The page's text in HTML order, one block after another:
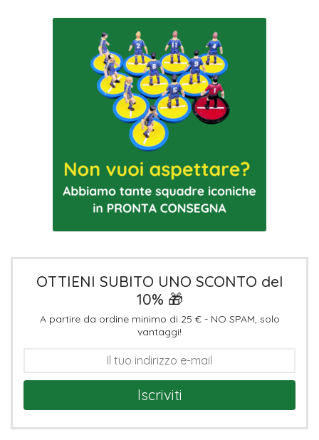
OTTIENI SUBITO UNO SCONTO del
10% 🎁
A partire da ordine minimo di 25 € - NO SPAM, solo
vantaggi!
Iscriviti